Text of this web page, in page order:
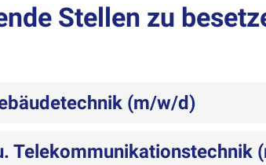
Stellen zu
(m/w/d)
Telekommunikationstechnik